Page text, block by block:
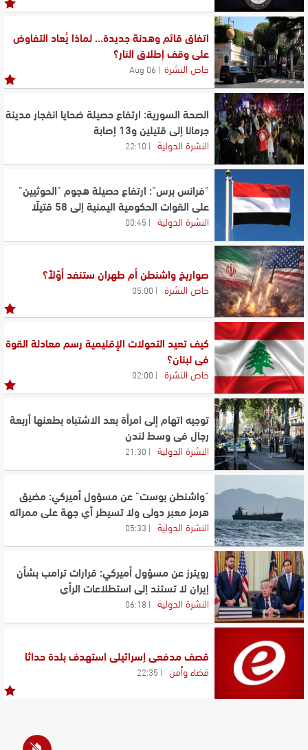
اتفاق قائم وهدنة جديدة... لماذا يُعاد التفاوض
على وقف إطلاق النار؟
خاص النشرة 06 Aug
الصحة السورية: ارتفاع حصيلة ضحايا انفجار مدينة
جرمانا إلى قتيلين و13 إصابة
النشرة الدولية 22:10
"فرانس برس": ارتفاع حصيلة هجوم "الحوثيين"
على القوات الحكومية اليمنية إلى 58 قتيلًا
النشرة الدولية 00:45
صواريخ واشنطن أم طهران ستنفد أوّلاً؟
خاص النشرة 05:00
كيف تعيد التحولات الإقليمية رسم معادلة القوة
في لبنان؟
خاص النشرة 02:00
توجيه اتهام إلى امرأة بعد الاشتباه بطعنها أربعة
رجال في وسط لندن
النشرة الدولية 21:30
"واشنطن بوست" عن مسؤول أميركي: مضيق
هرمز معبر دولي ولا تسيطر أي جهة على ممراته
النشرة الدولية 05:33
رويترز عن مسؤول أميركي: قرارات ترامب بشأن
إيران لا تستند إلى استطلاعات الرأي
النشرة الدولية 06:18
قصف مدفعي إسرائيلي استهدف بلدة حداثا
قضاء وأمن 22:35